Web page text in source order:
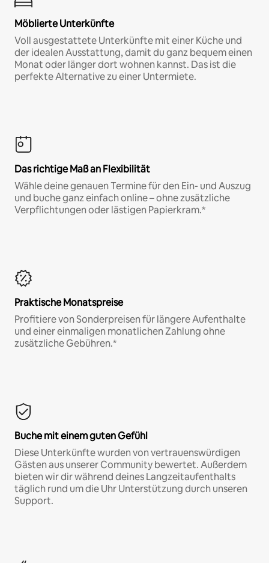
Möblierte Unterkünfte
Voll ausgestattete Unterkünfte mit einer Küche und
der idealen Ausstattung, damit du ganz bequem einen
Monat oder länger dort wohnen kannst. Das ist die
perfekte Alternative zu einer Untermiete.
Das richtige Maß an Flexibilität
Wähle deine genauen Termine für den Ein- und Auszug
und buche ganz einfach online – ohne zusätzliche
Verpflichtungen oder lästigen Papierkram.*
Praktische Monatspreise
Profitiere von Sonderpreisen für längere Aufenthalte
und einer einmaligen monatlichen Zahlung ohne
zusätzliche Gebühren.*
Buche mit einem guten Gefühl
Diese Unterkünfte wurden von vertrauenswürdigen
Gästen aus unserer Community bewertet. Außerdem
bieten wir dir während deines Langzeitaufenthalts
täglich rund um die Uhr Unterstützung durch unseren
Support.